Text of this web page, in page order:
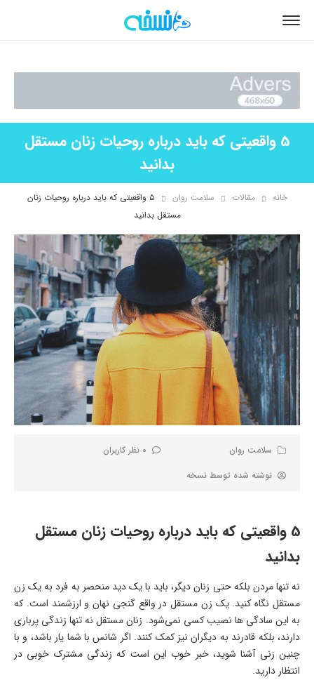
5 واقعیتی که باید درباره روحیات زنان مستقل
بدانید
خانه مقالات سلامت روان
۵ واقعیتی که باید درباره روحیات زنان
مستقل بدانید
سلامت روان
0 نظر کاربران
نوشته شده توسط نسخه
5 واقعیتی که باید درباره روحیات زنان مستقل
بدانید
نه تنها مردن بلکه حتی زنان دیگر، باید با یک دید منحصر به فرد به یک زن
مستقل نگاه کنید. یک زن مستقل در واقع گنجی نهان و ارزشمند است. که
به این سادگی ها نصیب کسی نمی‌شود. زنان مستقل نه تنها زندگی پرباری
دارند، بلکه قادرند به دیگران نیز کمک کنند. اگر شانس با شما یار باشد، و با
چنین زنی آشنا شوید، خبر خوب این است که زندگی مشترک خوبی در
انتظار دارید.